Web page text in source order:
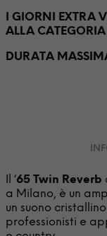
I GIORNI EXTRA
ALLA CATEGORIA
DURATA
Il ‘65 Twin Reverb
a Milano, è un
un suono
professionisti e